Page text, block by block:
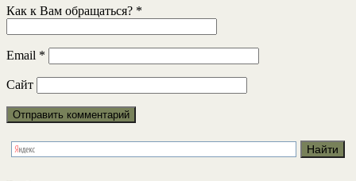
Как к Вам обращаться? *
Email *
Сайт